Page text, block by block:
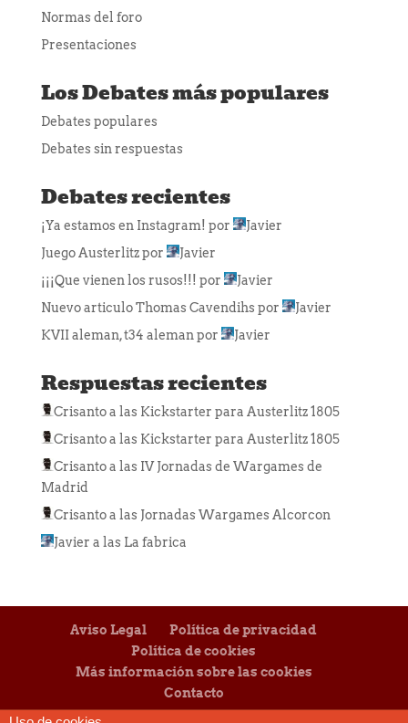
Normas del foro
Presentaciones
Los Debates más populares
Debates populares
Debates sin respuestas
Debates recientes
¡Ya estamos en Instagram! por
Javier
Juego Austerlitzpor
Javier
¡¡¡Que vienen los rusos!!! por
Javier
Nuevo articulo Thomas Cavendihspor
Javier
KVII aleman, t34 alemanpor Javier
Respuestas recientes
Crisantoa las Kickstarter para Austerlitz 1805
Crisantoa las Kickstarter para Austerlitz 1805
Crisantoa las IV Jornadas de Wargames de
Madrid
Crisantoa las Jornadas Wargames Alcorcon
Javier a las La fabrica
Aviso Legal
Política de privacidad
Política de cookies
Más información sobre las cookies
Contacto